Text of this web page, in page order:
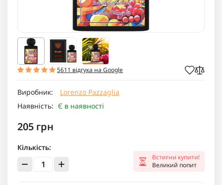
5611 відгука на Google
Виробник:
Lorenzo Pazzaglia
Наявність: Є в наявності
205 грн
Кількість:
Встигни купити!
Великий попит